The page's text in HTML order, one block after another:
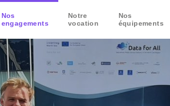
Nos
engagements
Notre
vocation
Nos
équipements